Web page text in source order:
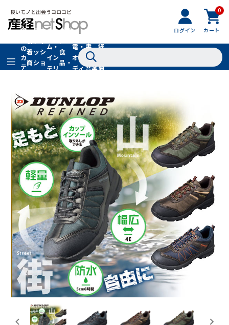
ログイン
0
カート
全
の
カ
テ
着
商
品
フ
ッ
シ
ョ
フ
ァ
シ
ョ
ン
ム・
イン
テリ
グル
食
品・
ドリ
家
電・
オー
ディ
書
籍・
音楽
経
聞